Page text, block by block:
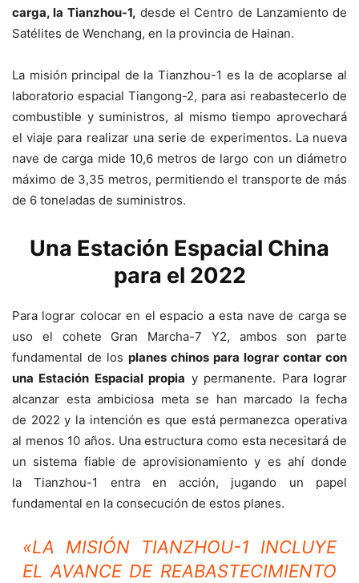
carga, la Tianzhou-1, desde el Centro de Lanzamiento de
Satélites de Wenchang, en la provincia de Hainan.
La misión principal de la Tianzhou-1 es la de acoplarse al
laboratorio espacial Tiangong-2, para asi reabastecerlo de
combustible y suministros, al mismo tiempo aprovechará
el viaje para realizar una serie de experimentos. La nueva
nave de carga mide 10,6 metros de largo con un diámetro
máximo de 3,35 metros, permitiendo el transporte de más
de 6 toneladas de suministros.
Una Estación Espacial China
para el 2022
Para lograr colocar en el espacio a esta nave de carga se
uso el cohete Gran Marcha-7 Y2, ambos son parte
fundamental de los planes chinos para lograr contar con
una Estación Espacial propia y permanente. Para lograr
alcanzar esta ambiciosa meta se han marcado la fecha
de 2022 y la intención es que está permanezca operativa
al menos 10 años. Una estructura como esta necesitará de
un sistema fiable de aprovisionamiento y es ahí donde
la Tianzhou-1 entra en acción, jugando un papel
fundamental en la consecución de estos planes.
«LA MISIÓN TIANZHOU-1 INCLUYE
EL AVANCE DE REABASTECIMIENTO